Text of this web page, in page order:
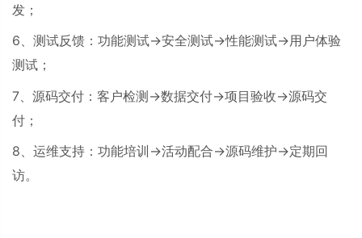
发；
6、测试反馈：功能测试→安全测试→性能测试→用户体验
测试；
7、源码交付：客户检测→数据交付→项目验收→源码交
付；
8、运维支持：功能培训→活动配合→源码维护→定期回
访。